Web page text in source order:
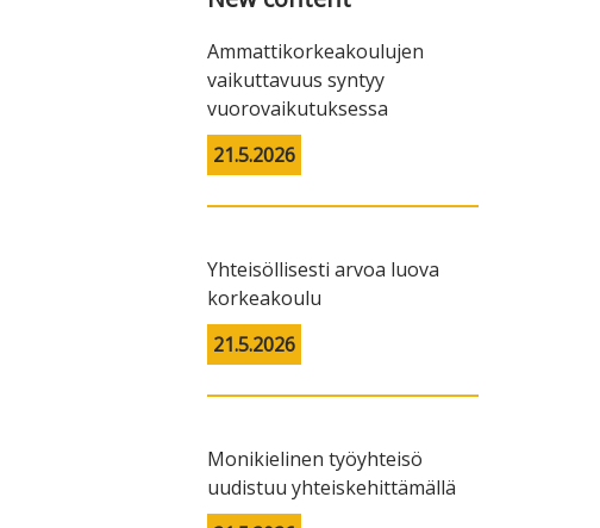
Ammattikorkeakoulujen
vaikuttavuus syntyy
vuorovaikutuksessa
21.5.2026
Yhteisöllisesti arvoa luova
korkeakoulu
21.5.2026
Monikielinen työyhteisö
uudistuu yhteiskehittämällä